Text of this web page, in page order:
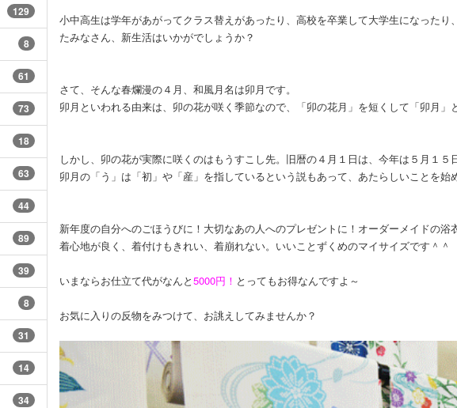
129
8
61
73
18
63
44
89
39
8
31
14
34
小中高生は学年があがってクラス替えがあったり、高校を卒業して大学生になった
たみなさん、新生活はいかがでしょうか？
さて、そんな春爛漫の４月、和風月名は卯月です。
卯月といわれる由来は、卯の花が咲く季節なので、「卯の花月」を短くして「卯月」
しかし、卯の花が実際に咲くのはもうすこし先。旧暦の４月１日は、今年は５月１５
卯月の「う」は「初」や「産」を指しているという説もあって、あたらしいことを始
新年度の自分へのごほうびに！大切なあの人へのプレゼントに！オーダーメイドの浴
着心地が良く、着付けもきれい、着崩れない。いいことずくめのマイサイズです＾＾
いまならお仕立て代がなんと5000円！ とってもお得なんですよ～
お気に入りの反物をみつけて、お誂えしてみませんか？